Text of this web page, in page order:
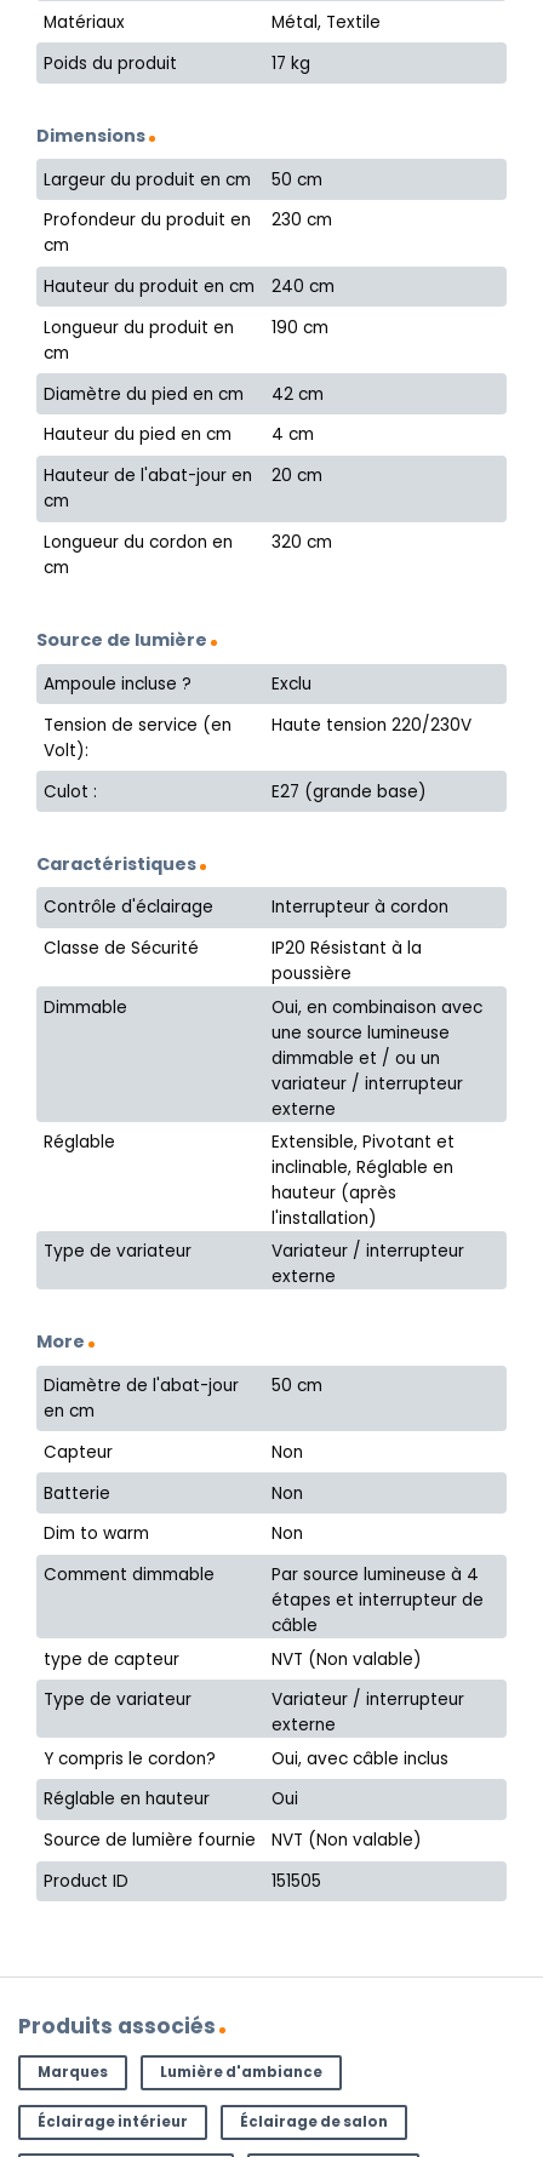
Matériaux
Métal, Textile
Poids du produit
17 kg
Dimensions
Largeur du produit en cm
50 cm
Profondeur du produit en
cm
230 cm
Hauteur du produit en cm
240 cm
Longueur du produit en
cm
190 cm
Diamètre du pied en cm
42 cm
Hauteur du pied en cm
4 cm
Hauteur de l'abat-jour en
cm
20 cm
Longueur du cordon en
cm
320 cm
Source de lumière
Ampoule incluse ?
Exclu
Tension de service (en
Volt):
Haute tension 220/230V
Culot : E27 (grande base)
Caractéristiques
Contrôle d'éclairage
Interrupteur à cordon
Classe de Sécurité
IP20 Résistant à la
poussière
Dimmable
Oui, en combinaison avec
une source lumineuse
dimmable et / ou un
variateur / interrupteur
externe
Réglable
Extensible, Pivotant et
inclinable, Réglable en
hauteur (après
l'installation)
Type de variateur
Variateur / interrupteur
externe
More
Diamètre de l'abat-jour
en cm
50 cm
Capteur
Non
Batterie
Non
Dim to warm
Non
Comment dimmable
Par source lumineuse à 4
étapes et interrupteur de
câble
type de capteur
NVT (Non valable)
Type de variateur
Variateur / interrupteur
externe
Y compris le cordon?
Oui, avec câble inclus
Réglable en hauteur
Oui
Source de lumière fournie
NVT (Non valable)
Product ID
151505
Produits associés
Marques Lumière d'ambiance
Éclairage intérieur Éclairage de salon